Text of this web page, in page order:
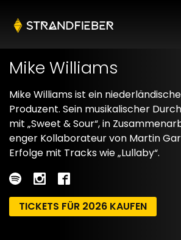
Mike Williams
Mike Williams ist ein
Produzent. Sein musikalischer
mit „Sweet & Sour“, in
enger Kollaborateur von Martin
Erfolge mit Tracks wie „Lullaby“.
TICKETS FÜR 2026 KAUFEN